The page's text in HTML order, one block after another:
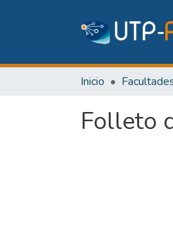
Inicio
Folleto